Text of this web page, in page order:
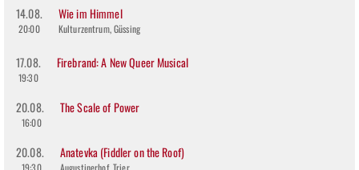
14.08.
20:00
Wie im Himmel
Kulturzentrum, Güssing
17.08.
19:30
Firebrand: A New Queer Musical
20.08.
16:00
The Scale of Power
20.08.
19:30
Anatevka (Fiddler on the Roof)
Augustinerhof, Trier